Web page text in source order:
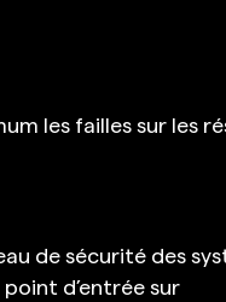
les failles sur les
de sécurité des
d’entrée sur